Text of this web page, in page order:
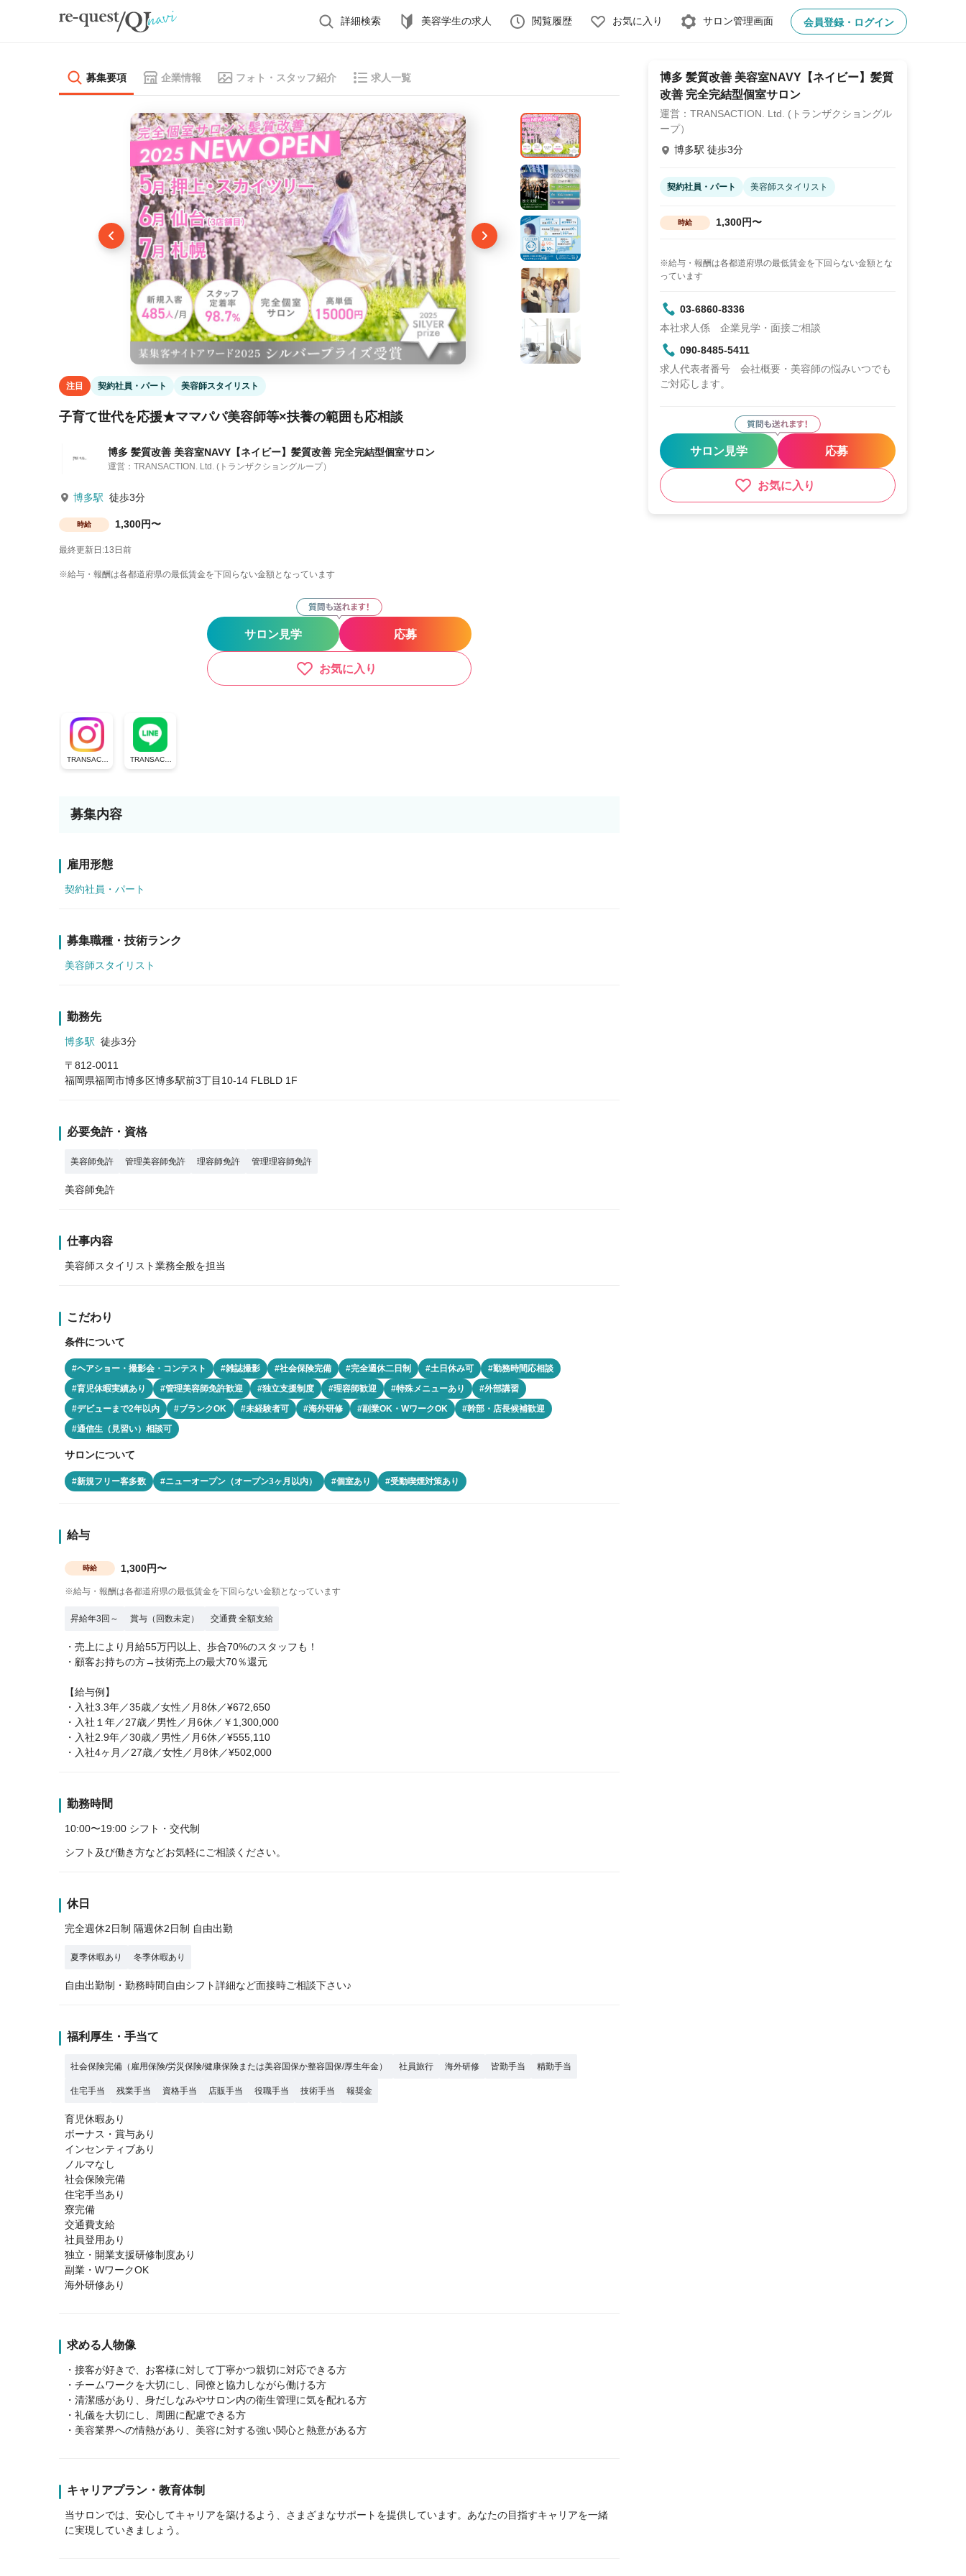
詳細検索 美容学生の求人 閲覧履歴 お気に入り サロン管理画面 会員登録・ログイン
募集要項 企業情報 フォト・スタッフ紹介 求人一覧
注目 契約社員・パート 美容師スタイリスト
子育て世代を応援★ママパパ美容師等×扶養の範囲も応相談
博多 髪質改善 美容室NAVY【ネイビー】髪質改善 完全完結型個室サロン
運営：TRANSACTION. Ltd. (トランザクショングループ）
博多駅 徒歩3分
時給 1,300円〜
最終更新日:13日前
※給与・報酬は各都道府県の最低賃金を下回らない金額となっています
サロン見学 応募
お気に入り
TRANSACTI
ON group
TRANSACTI
ON公式ライ
募集内容
雇用形態
契約社員・パート
募集職種・技術ランク
美容師スタイリスト
勤務先
博多駅 徒歩3分
〒812-0011
福岡県福岡市博多区博多駅前3丁目10-14 FLBLD 1F
必要免許・資格
美容師免許 管理美容師免許 理容師免許 管理理容師免許
美容師免許
仕事内容
美容師スタイリスト業務全般を担当
こだわり
条件について
#ヘアショー・撮影会・コンテスト #雑誌撮影 #社会保険完備 #完全週休二日制 #土日休み可
#勤務時間応相談
#育児休暇実績あり
#管理美容師免許歓迎 #独立支援制度 #理容師歓迎 #特殊メニューあり
#外部講習
#デビューまで2年以内
#ブランクOK #未経験者可 #海外研修 #副業OK・WワークOK
#幹部・店長候補歓迎
#通信生（見習い）相談可
サロンについて
#新規フリー客多数 #ニューオープン（オープン3ヶ月以内） #個室あり #受動喫煙対策あり
給与
時給 1,300円〜
※給与・報酬は各都道府県の最低賃金を下回らない金額となっています
昇給年3回～ 賞与（回数未定） 交通費 全額支給
・売上により月給55万円以上、歩合70%のスタッフも！
・顧客お持ちの方→技術売上の最大70％還元
【給与例】
・入社3.3年／35歳／女性／月8休／¥672,650
・入社１年／27歳／男性／月6休／￥1,300,000
・入社2.9年／30歳／男性／月6休／¥555,110
・入社4ヶ月／27歳／女性／月8休／¥502,000
勤務時間
10:00〜19:00 シフト・交代制
シフト及び働き方などお気軽にご相談ください。
休日
完全週休2日制 隔週休2日制 自由出勤
夏季休暇あり 冬季休暇あり
自由出勤制・勤務時間自由シフト詳細など面接時ご相談下さい♪
福利厚生・手当て
社会保険完備（雇用保険/労災保険/健康保険または美容国保か整容国保/厚生年金） 社員旅行 海外研修 皆勤手当 精勤手当
住宅手当 残業手当 資格手当 店販手当 役職手当 技術手当 報奨金
育児休暇あり
ボーナス・賞与あり
インセンティブあり
ノルマなし
社会保険完備
住宅手当あり
寮完備
交通費支給
社員登用あり
独立・開業支援研修制度あり
副業・WワークOK
海外研修あり
求める人物像
・接客が好きで、お客様に対して丁寧かつ親切に対応できる方
・チームワークを大切にし、同僚と協力しながら働ける方
・清潔感があり、身だしなみやサロン内の衛生管理に気を配れる方
・礼儀を大切にし、周囲に配慮できる方
・美容業界への情熱があり、美容に対する強い関心と熱意がある方
キャリアプラン・教育体制
当サロンでは、安心してキャリアを築けるよう、さまざまなサポートを提供しています。あなたの目指すキャリアを一緒
に実現していきましょう。
博多 髪質改善 美容室NAVY【ネイビー】髪質
改善 完全完結型個室サロン
運営：TRANSACTION. Ltd. (トランザクショングル
ープ）
博多駅 徒歩3分
契約社員・パート 美容師スタイリスト
時給 1,300円〜
※給与・報酬は各都道府県の最低賃金を下回らない金額とな
っています
03-6860-8336
本社求人係 企業見学・面接ご相談
090-8485-5411
求人代表者番号 会社概要・美容師の悩みいつでも
ご対応します。
サロン見学 応募
お気に入り